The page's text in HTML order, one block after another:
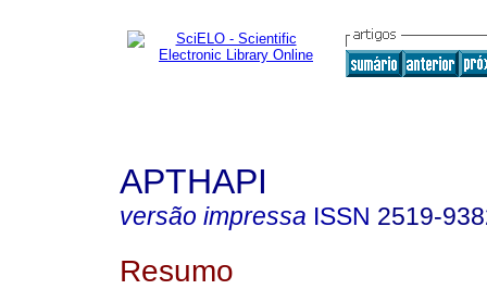
APTHAPI
versão impressa ISSN 2519-
Resumo